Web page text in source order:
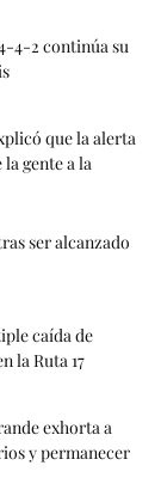
4-2 continúa su
que la alerta
gente a la
ser alcanzado
caída de
la Ruta 17
exhorta a
y permanecer